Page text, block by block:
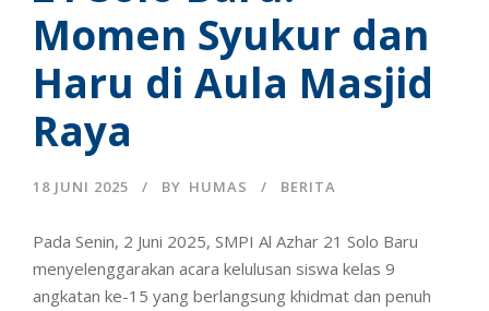
Momen Syukur dan
Haru di Aula Masjid
Raya
18 JUNI 2025 BY HUMAS BERITA
Pada Senin, 2 Juni 2025, SMPI Al Azhar 21 Solo Baru
menyelenggarakan acara kelulusan siswa kelas 9
angkatan ke-15 yang berlangsung khidmat dan penuh